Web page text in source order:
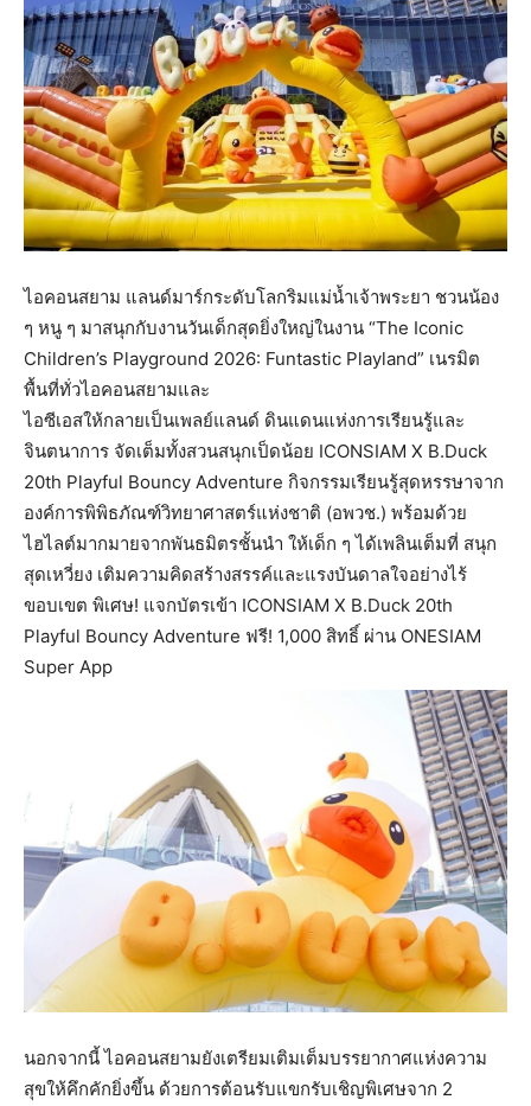
ไอคอนสยาม แลนด์มาร์กระดับโลกริมแม่น้ำเจ้าพระยา ชวนน้อง
ๆ หนู ๆ มาสนุกกับงานวันเด็กสุดยิ่งใหญ่ในงาน “The Iconic
Children’s Playground 2026: Funtastic Playland” เนรมิต
พื้นที่ทั่วไอคอนสยามและ
ไอซีเอสให้กลายเป็นเพลย์แลนด์ ดินแดนแห่งการเรียนรู้และ
จินตนาการ จัดเต็มทั้งสวนสนุกเป็ดน้อย ICONSIAM X B.Duck
20th Playful Bouncy Adventure กิจกรรมเรียนรู้สุดหรรษาจาก
องค์การพิพิธภัณฑ์วิทยาศาสตร์แห่งชาติ (อพวช.) พร้อมด้วย
ไฮไลต์มากมายจากพันธมิตรชั้นนำ ให้เด็ก ๆ ได้เพลินเต็มที่ สนุก
สุดเหวี่ยง เติมความคิดสร้างสรรค์และแรงบันดาลใจอย่างไร้
ขอบเขต พิเศษ! แจกบัตรเข้า ICONSIAM X B.Duck 20th
Playful Bouncy Adventure ฟรี! 1,000 สิทธิ์ ผ่าน ONESIAM
Super App
นอกจากนี้ ไอคอนสยามยังเตรียมเติมเต็มบรรยากาศแห่งความ
สุขให้คึกคักยิ่งขึ้น ด้วยการต้อนรับแขกรับเชิญพิเศษจาก 2